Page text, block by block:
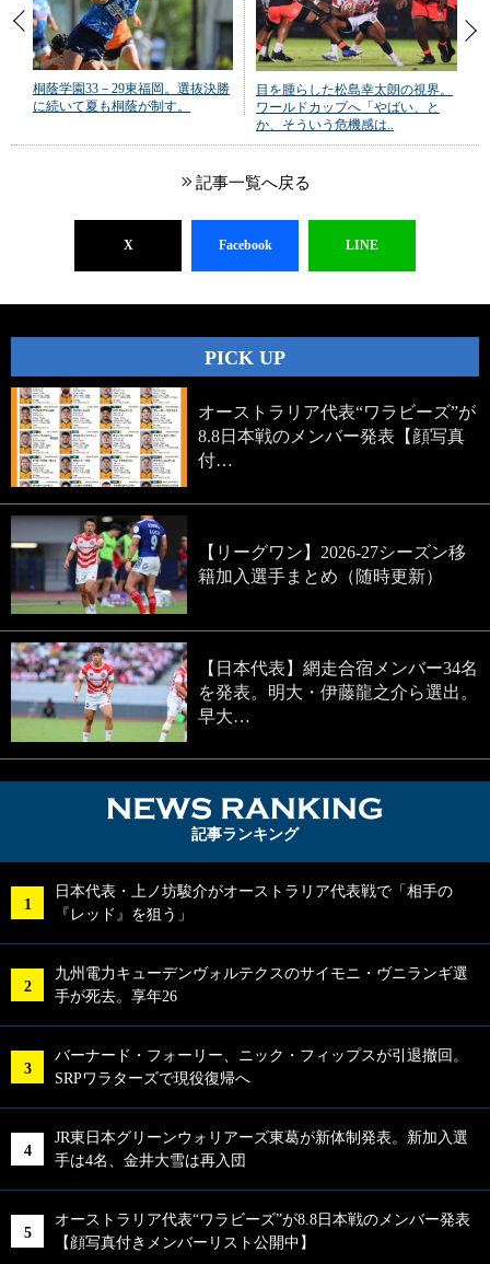
桐蔭学園33－29東福岡。選抜決勝
に続いて夏も桐蔭が制す。
目を腫らした松島幸太朗の視界。
ワールドカップへ「やばい、と
か、そういう危機感は..
記事一覧へ戻る
X Facebook LINE
PICK UP
オーストラリア代表“ワラビーズ”が
8.8日本戦のメンバー発表【顔写真
付…
【リーグワン】2026-27シーズン移
籍加入選手まとめ（随時更新）
【日本代表】網走合宿メンバー34名
を発表。明大・伊藤龍之介ら選出。
早大…
記事ランキング
日本代表・上ノ坊駿介がオーストラリア代表戦で「相手の
『レッド』を狙う」
九州電力キューデンヴォルテクスのサイモニ・ヴニランギ選
手が死去。享年26
バーナード・フォーリー、ニック・フィップスが引退撤回。
SRPワラターズで現役復帰へ
JR東日本グリーンウォリアーズ東葛が新体制発表。新加入選
手は4名、金井大雪は再入団
オーストラリア代表“ワラビーズ”が8.8日本戦のメンバー発表
【顔写真付きメンバーリスト公開中】